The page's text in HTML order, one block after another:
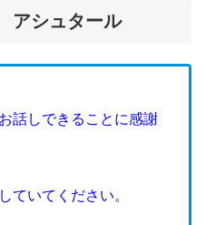
アシュタール
話しできることに感謝
ていてください。